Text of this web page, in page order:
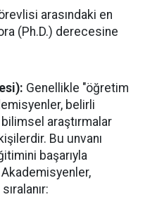
arasındaki en
(Ph.D.) derecesine
Genellikle "öğretim
belirli
araştırmalar
Bu unvanı
başarıyla